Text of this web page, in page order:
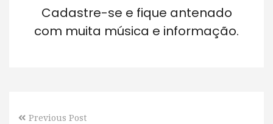
Cadastre-se e fique antenado
com muita música e informação.
Previous Post